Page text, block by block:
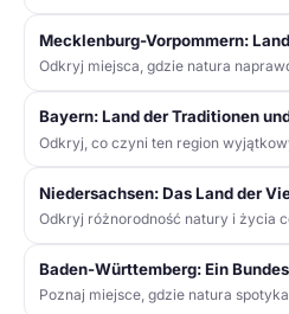
Mecklenburg-Vorpommern:
Odkryj miejsca, gdzie natura
Bayern: Land der Traditionen
Odkryj, co czyni ten region
Niedersachsen: Das Land der
Odkryj różnorodność natury i życia
Baden-Württemberg: Ein
Poznaj miejsce, gdzie natura